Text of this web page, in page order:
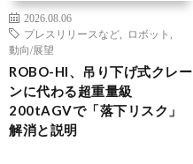
2026.08.06
プレスリリースなど
ロボット
動向/展望
ROBO-HI、吊り下げ式クレー
ンに代わる超重量級
200tAGVで「落下リスク」
解消と説明